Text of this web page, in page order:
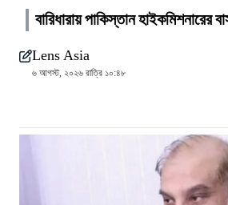
বারিধারায় পাকিস্তান হাইকমিশনারের
Lens Asia
৬ আগস্ট, ২০২৬ রাত্রি ১০:৪৮